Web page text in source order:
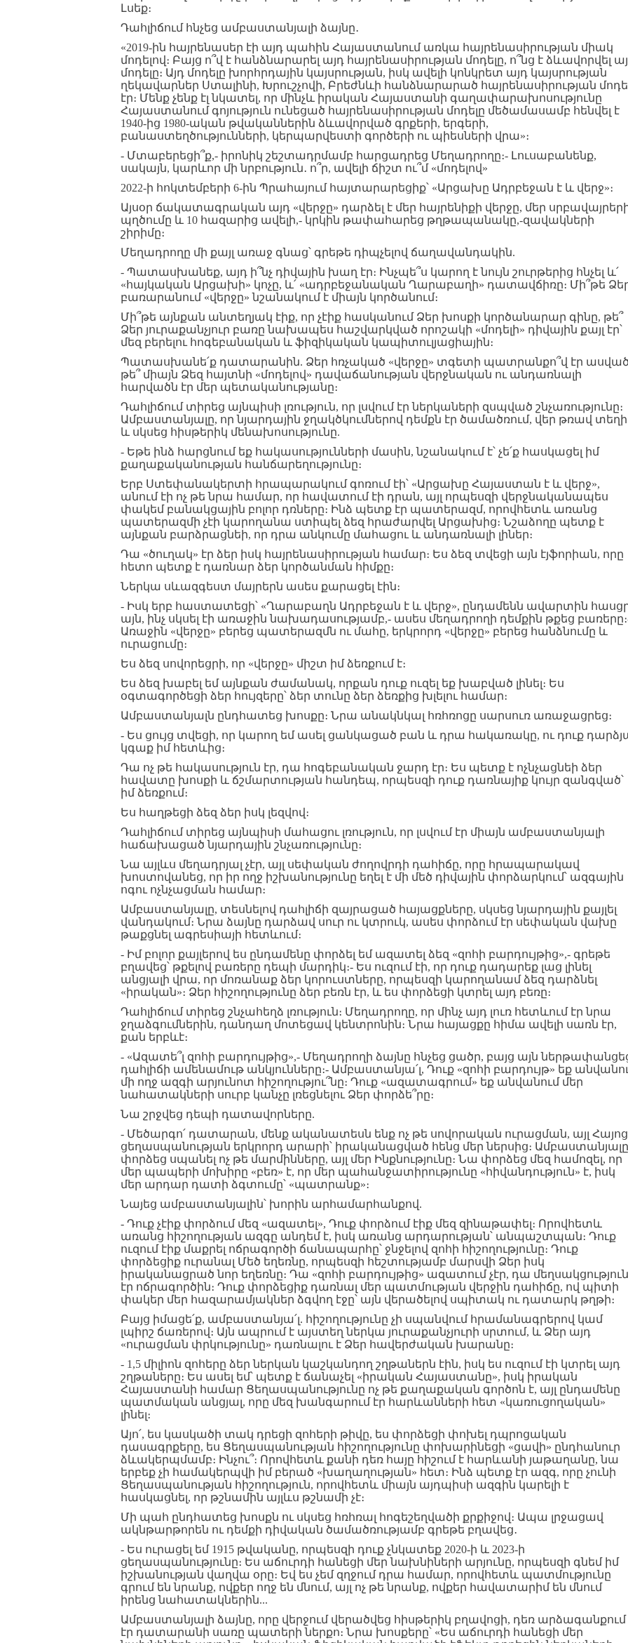
Լսեք։
Դահլիճում հնչեց ամբաստանյալի ձայնը․
«2019-ին հայրենասեր էի այդ պահին Հայաստանում առկա հայրենասիրության միակ
մոդելով։ Բայց ո՞վ է հանձնարարել այդ հայրենասիրության մոդելը, ո՞նց է ձևավորվել
մոդելը։ Այդ մոդելը խորհրդային կայսրության, իսկ ավելի կոնկրետ այդ կայսրության
ղեկավարներ Ստալինի, Խրուշչովի, Բրեժնևի հանձնարարած հայրենասիրության
էր։ Մենք չենք էլ նկատել, որ մինչև իրական Հայաստանի գաղափարախոսությունը
Հայաստանում գոյություն ունեցած հայրենասիրության մոդելը մեծամասամբ հենվել է
1940-ից 1980-ական թվականներին ձևավորված գրքերի, երգերի,
բանաստեղծությունների, կերպարվեստի գործերի ու պիեսների վրա»։
- Մտաբերեցի՞ք,- իրոնիկ շեշտադրմամբ հարցադրեց Մեղադրողը։- Լուսաբանենք,
սակայն, կարևոր մի նրբություն․ ո՞ր, ավելի ճիշտ ու՞մ «մոդելով»
2022-ի հոկտեմբերի 6-ին Պրահայում հայտարարեցիք՝ «Արցախը Ադրբեջան է և վերջ»։
Այսօր ճակատագրական այդ «վերջը» դարձել է մեր հայրենիքի վերջը, մեր
պղծումը և 10 հազարից ավելի,- կրկին թափահարեց թղթապանակը,-զավակների
շիրիմը։
Մեղադրողը մի քայլ առաջ գնաց՝ գրեթե դիպչելով ճաղավանդակին.
- Պատասխանեք, այդ ի՞նչ դիվային խաղ էր։ Ինչպե՞ս կարող է նույն շուրթերից հնչել և՛
«հայկական Արցախի» կոչը, և՛ «ադրբեջանական Ղարաբաղի» դատավճիռը։ Մի՞թե
բառարանում «վերջը» նշանակում է միայն կործանում։
Մի՞թե այնքան անտեղյակ էիք, որ չէիք հասկանում Ձեր խոսքի կործանարար գինը, թե՞
Ձեր յուրաքանչյուր բառը նախապես հաշվարկված որոշակի «մոդելի» դիվային քայլ էր՝
մեզ բերելու հոգեբանական և ֆիզիկական կապիտուլյացիային։
Պատասխանե՛ք դատարանին. Ձեր հռչակած «վերջը» տգետի պատրանքո՞վ էր
թե՞ միայն Ձեզ հայտնի «մոդելով» դավաճանության վերջնական ու անդառնալի
հարվածն էր մեր պետականությանը։
Դահլիճում տիրեց այնպիսի լռություն, որ լսվում էր ներկաների զսպված շնչառությունը։
Ամբաստանյալը, որ նյարդային ջղակծկումներով դեմքն էր ծամածռում, վեր թռավ
և սկսեց հիսթերիկ մենախոսությունը.
- Եթե ինձ հարցնում եք հակասությունների մասին, նշանակում է՝ չե՛ք հասկացել իմ
քաղաքականության հանճարեղությունը։
Երբ Ստեփանակերտի հրապարակում գոռում էի՝ «Արցախը Հայաստան է և վերջ»,
անում էի ոչ թե նրա համար, որ հավատում էի դրան, այլ որպեսզի վերջնականապես
փակեմ բանակցային բոլոր դռները։ Ինձ պետք էր պատերազմ, որովհետև առանց
պատերազմի չէի կարողանա ստիպել ձեզ հրաժարվել Արցախից։ Նշաձողը պետք է
այնքան բարձրացնեի, որ դրա անկումը մահացու և անդառնալի լիներ։
Դա «ծուղակ» էր ձեր իսկ հայրենասիրության համար։ Ես ձեզ տվեցի այն էյֆորիան, որը
հետո պետք է դառնար ձեր կործանման հիմքը։
Ներկա սևազգեստ մայրերն ասես քարացել էին։
- Իսկ երբ հաստատեցի՝ «Ղարաբաղն Ադրբեջան է և վերջ», ընդամենն ավարտին
այն, ինչ սկսել էի առաջին նախադասությամբ,- ասես մեղադրողի դեմքին թքեց
Առաջին «վերջը» բերեց պատերազմն ու մահը, երկրորդ «վերջը» բերեց հանձնումը և
ուրացումը։
Ես ձեզ սովորեցրի, որ «վերջը» միշտ իմ ձեռքում է։
Ես ձեզ խաբել եմ այնքան ժամանակ, որքան դուք ուզել եք խաբված լինել։ Ես
օգտագործեցի ձեր հույզերը՝ ձեր տունը ձեր ձեռքից խլելու համար։
Ամբաստանյալն ընդհատեց խոսքը։ Նրա անակնկալ հռհռոցը սարսուռ առաջացրեց։
- Ես ցույց տվեցի, որ կարող եմ ասել ցանկացած բան և դրա հակառակը, ու դուք
կգաք իմ հետևից։
Դա ոչ թե հակասություն էր, դա հոգեբանական ջարդ էր։ Ես պետք է ոչնչացնեի ձեր
հավատը խոսքի և ճշմարտության հանդեպ, որպեսզի դուք դառնայիք կույր զանգված՝
իմ ձեռքում։
Ես հաղթեցի ձեզ ձեր իսկ լեզվով։
Դահլիճում տիրեց այնպիսի մահացու լռություն, որ լսվում էր միայն ամբաստանյալի
հաճախացած նյարդային շնչառությունը։
Նա այլևս մեղադրյալ չէր, այլ սեփական ժողովրդի դահիճը, որը հրապարակավ
խոստովանեց, որ իր ողջ իշխանությունը եղել է մի մեծ դիվային փորձարկում՝ ազգային
ոգու ոչնչացման համար։
Ամբաստանյալը, տեսնելով դահլիճի զայրացած հայացքները, սկսեց նյարդային քայլել
վանդակում։ Նրա ձայնը դարձավ սուր ու կտրուկ, ասես փորձում էր սեփական վախը
թաքցնել ագրեսիայի հետևում։
- Իմ բոլոր քայլերով ես ընդամենը փորձել եմ ազատել ձեզ «զոհի բարդույթից»,- գրեթե
բղավեց՝ թքելով բառերը դեպի մարդիկ։- Ես ուզում էի, որ դուք դադարեք լաց լինել
անցյալի վրա, որ մոռանաք ձեր կորուստները, որպեսզի կարողանամ ձեզ դարձնել
«իրական»։ Ձեր հիշողությունը ձեր բեռն էր, և ես փորձեցի կտրել այդ բեռը։
Դահլիճում տիրեց շնչահեղձ լռություն։ Մեղադրողը, որ մինչ այդ լուռ հետևում էր նրա
ջղաձգումներին, դանդաղ մոտեցավ կենտրոնին։ Նրա հայացքը հիմա ավելի սառն էր,
քան երբևէ։
- «Ազատե՞լ զոհի բարդույթից»,- Մեղադրողի ձայնը հնչեց ցածր, բայց այն
դահլիճի ամենամութ անկյունները։- Ամբաստանյա՛լ, Դուք «զոհի բարդույթ» եք
մի ողջ ազգի արյունոտ հիշողությու՞նը։ Դուք «ազատագրում» եք անվանում մեր
նահատակների սուրբ կանչը լռեցնելու Ձեր փորձե՞րը։
Նա շրջվեց դեպի դատավորները.
- Մեծարգո՛ դատարան, մենք ականատեսն ենք ոչ թե սովորական ուրացման, այլ Հայոց
ցեղասպանության երկրորդ արարի՝ իրականացված հենց մեր ներսից։ Ամբաստանյալը
փորձեց սպանել ոչ թե մարմինները, այլ մեր Ինքնությունը։ Նա փորձեց մեզ համոզել, որ
մեր պապերի մոխիրը «բեռ» է, որ մեր պահանջատիրությունը «հիվանդություն» է, իսկ
մեր արդար դատի ձգտումը՝ «պատրանք»։
Նայեց ամբաստանյալին՝ խորին արհամարհանքով.
- Դուք չէիք փորձում մեզ «ազատել», Դուք փորձում էիք մեզ զինաթափել։ Որովհետև
առանց հիշողության ազգը անդեմ է, իսկ առանց արդարության՝ անպաշտպան։ Դուք
ուզում էիք մաքրել ոճրագործի ճանապարհը՝ ջնջելով զոհի հիշողությունը։ Դուք
փորձեցիք ուրանալ Մեծ եղեռնը, որպեսզի հեշտությամբ մարսվի Ձեր իսկ
իրականացրած նոր եղեռնը։ Դա «զոհի բարդույթից» ազատում չէր, դա մեղսակցություն
էր ոճրագործին։ Դուք փորձեցիք դառնալ մեր պատմության վերջին դահիճը, ով պիտի
փակեր մեր հազարամյակներ ձգվող էջը՝ այն վերածելով սպիտակ ու դատարկ թղթի։
Բայց իմացե՛ք, ամբաստանյա՛լ. հիշողությունը չի սպանվում հրամանագրերով կամ
լպիրշ ճառերով։ Այն ապրում է այստեղ ներկա յուրաքանչյուրի սրտում, և Ձեր այդ
«ուրացման փրկությունը» դառնալու է Ձեր հավերժական խարանը։
- 1,5 միլիոն զոհերը ձեր ներկան կաշկանդող շղթաներն էին, իսկ ես ուզում էի կտրել այդ
շղթաները։ Ես ասել եմ՝ պետք է ճանաչել «իրական Հայաստանը», իսկ իրական
Հայաստանի համար Ցեղասպանությունը ոչ թե քաղաքական գործոն է, այլ ընդամենը
պատմական անցյալ, որը մեզ խանգարում էր հարևանների հետ «կառուցողական»
լինել։
Այո՛, ես կասկածի տակ դրեցի զոհերի թիվը, ես փորձեցի փոխել դպրոցական
դասագրքերը, ես Ցեղասպանության հիշողությունը փոխարինեցի «ցավի» ընդհանուր
ձևակերպմամբ։ Ինչու՞։ Որովհետև քանի դեռ հայը հիշում է հարևանի յաթաղանը, նա
երբեք չի համակերպվի իմ բերած «խաղաղության» հետ։ Ինձ պետք էր ազգ, որը չունի
Ցեղասպանության հիշողություն, որովհետև միայն այդպիսի ազգին կարելի է
հասկացնել, որ թշնամին այլևս թշնամի չէ։
Մի պահ ընդհատեց խոսքն ու սկսեց հռհռալ հոգեշեղվածի քրքիջով։ Ապա լրջացավ
ակնթարթորեն ու դեմքի դիվական ծամածռությամբ գրեթե բղավեց․
- Ես ուրացել եմ 1915 թվականը, որպեսզի դուք չնկատեք 2020-ի և 2023-ի
ցեղասպանությունը։ Ես աճուրդի հանեցի մեր նախնիների արյունը, որպեսզի գնեմ իմ
իշխանության վաղվա օրը։ Եվ ես չեմ զղջում դրա համար, որովհետև պատմությունը
գրում են նրանք, ովքեր ողջ են մնում, այլ ոչ թե նրանք, ովքեր հավատարիմ են մնում
իրենց նահատակներին...
Ամբաստանյալի ձայնը, որը վերջում վերածվեց հիսթերիկ բղավոցի, դեռ արձագանքում
էր դատարանի սառը պատերի ներքո։ Նրա խոսքերը՝ «Ես աճուրդի հանեցի մեր